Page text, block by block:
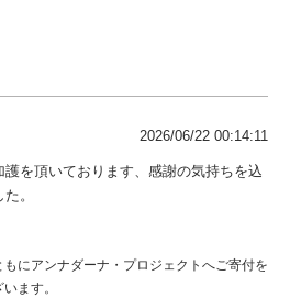
2026/06/22 00:14:11
護を頂いております、感謝の気持ちを込
。
にアンナダーナ・プロジェクトへご寄付を
ます。